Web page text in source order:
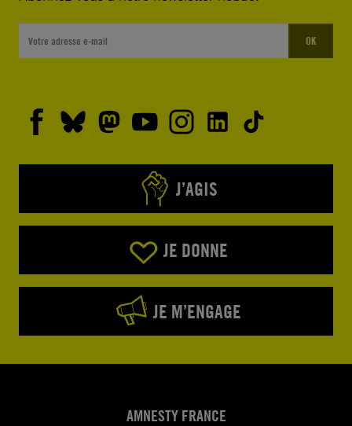
OK
J’AGIS
JE DONNE
JE M’ENGAGE
AMNESTY FRANCE